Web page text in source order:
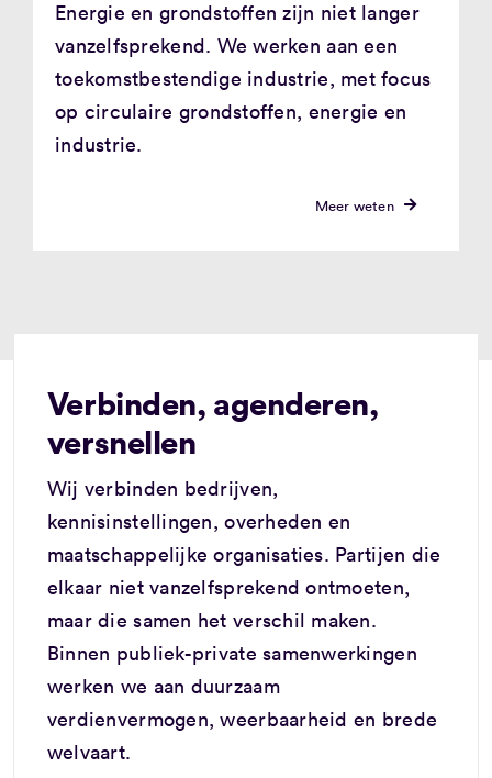
Energie en grondstoffen zijn niet langer
vanzelfsprekend. We werken aan een
toekomstbestendige industrie, met focus
op circulaire grondstoffen, energie en
industrie.
Meer weten
Verbinden, agenderen,
versnellen
Wij verbinden bedrijven,
kennisinstellingen, overheden en
maatschappelijke organisaties. Partijen die
elkaar niet vanzelfsprekend ontmoeten,
maar die samen het verschil maken.
Binnen publiek-private samenwerkingen
werken we aan duurzaam
verdienvermogen, weerbaarheid en brede
welvaart.